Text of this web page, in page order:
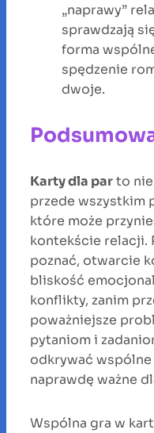
„naprawy”
sprawdzają
forma
spędzenie
dwoje.
Karty dla parto
przede wszystkim
które może
kontekście relacji.
poznać, otwarcie
bliskość
konflikty, zanim
poważniejsze
pytaniom i
odkrywać wspólne
naprawdę ważne
Wspólna gra w